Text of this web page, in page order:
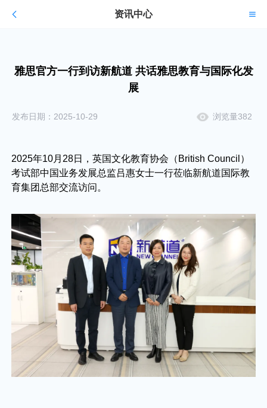
资讯中心
雅思官方一行到访新航道 共话雅思教育与国际化发
展
发布日期：2025-10-29 浏览量382
2025年10月28日，英国文化教育协会（British Council）
考试部中国业务发展总监吕惠女士一行莅临新航道国际教
育集团总部交流访问。